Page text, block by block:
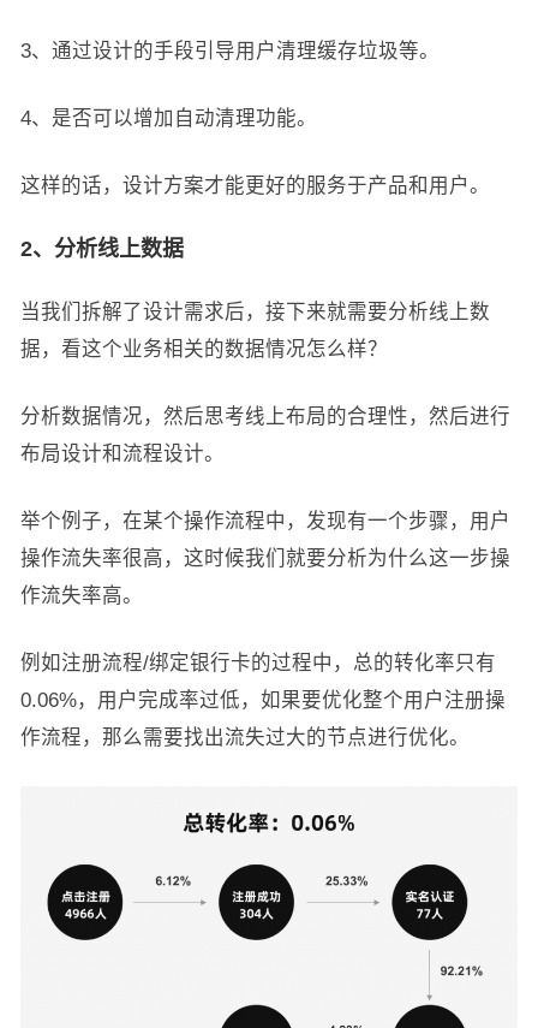
3、通过设计的手段引导用户清理缓存垃圾等。
4、是否可以增加自动清理功能。
这样的话，设计方案才能更好的服务于产品和用户。
2、分析线上数据
当我们拆解了设计需求后，接下来就需要分析线上数
据，看这个业务相关的数据情况怎么样？
分析数据情况，然后思考线上布局的合理性，然后进行
布局设计和流程设计。
举个例子，在某个操作流程中，发现有一个步骤，用户
操作流失率很高，这时候我们就要分析为什么这一步操
作流失率高。
例如注册流程/绑定银行卡的过程中，总的转化率只有
0.06%，用户完成率过低，如果要优化整个用户注册操
作流程，那么需要找出流失过大的节点进行优化。